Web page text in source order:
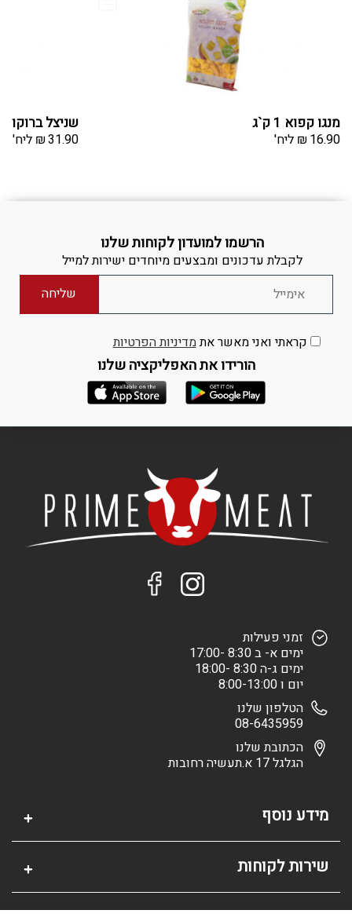
מנגו קפוא 1 ק`ג
₪ 16.90 ליח'
שניצל ברוקולי
₪31.90 ליח'
הרשמו למועדון לקוחות שלנו
לקבלת עדכונים ומבצעים מיוחדים ישירות למייל
קראתי ואני מאשר אתמדיניות הפרטיות
הורידו את האפליקציה שלנו
זמני פעילות
ימים א- ב 8:30 -17:00
ימים ג-ה 8:30 -18:00
יום ו 8:00-13:00
הטלפון שלנו
08-6435959
הכתובת שלנו
הגלגל 17 א.תעשיה רחובות
מידע נוסף
שירות לקוחות